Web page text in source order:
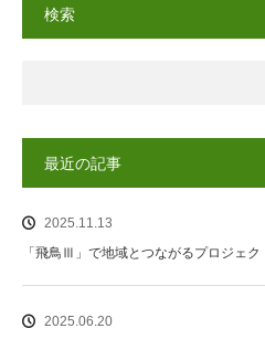
検索
最近の記事
2025.11.13
「飛鳥Ⅲ」で地域とつながるプロジェ
2025.06.20